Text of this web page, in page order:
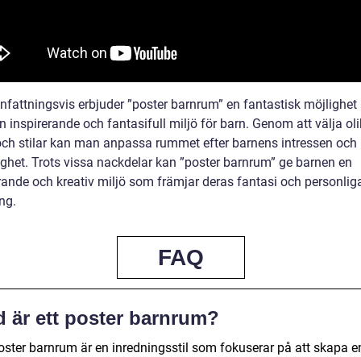
erbjuder ”poster barnrum” en fantastisk möjlighet
inspirerande och fantasifull miljö för barn. Genom att välja
stilar kan man anpassa rummet efter barnens intressen och
Trots vissa nackdelar kan ”poster barnrum” ge barnen en
och kreativ miljö som främjar deras fantasi och
FAQ
är ett poster barnrum?
barnrum är en inredningsstil som fokuserar på att skapa